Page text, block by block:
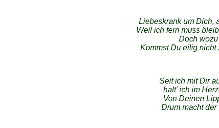
Liebeskrank um Dich,
Weil ich fern muss
Doch
Kommst Du eilig nicht
Seit ich mit Dir
halt' ich im
Von Deinen
Drum macht